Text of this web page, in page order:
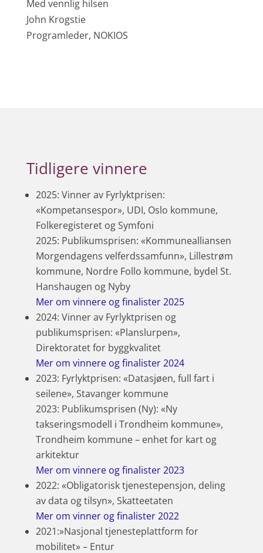
Med vennlig hilsen
John Krogstie
Programleder, NOKIOS
Tidligere vinnere
2025: Vinner av Fyrlyktprisen:
«Kompetansespor», UDI, Oslo kommune,
Folkeregisteret og Symfoni
2025: Publikumsprisen: «Kommunealliansen
Morgendagens velferdssamfunn», Lillestrøm
kommune, Nordre Follo kommune, bydel St.
Hanshaugen og Nyby
Mer om vinnere og finalister 2025
2024: Vinner av Fyrlyktprisen og
publikumsprisen: «Planslurpen»,
Direktoratet for byggkvalitet
Mer om vinnere og finalister 2024
2023: Fyrlyktprisen: «Datasjøen, full fart i
seilene», Stavanger kommune
2023: Publikumsprisen (Ny): «Ny
takseringsmodell i Trondheim kommune»,
Trondheim kommune – enhet for kart og
arkitektur
Mer om vinnere og finalister 2023
2022: «Obligatorisk tjenestepensjon, deling
av data og tilsyn», Skatteetaten
Mer om vinner og finalister 2022
2021:»Nasjonal tjenesteplattform for
mobilitet» – Entur